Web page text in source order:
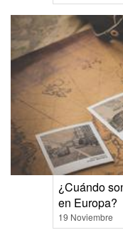
¿Cuándo
en Europa?
19 Noviembre